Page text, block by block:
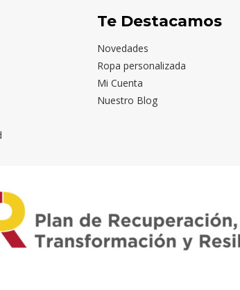
Te Destacamos
Novedades
Ropa personalizada
Mi Cuenta
Nuestro Blog